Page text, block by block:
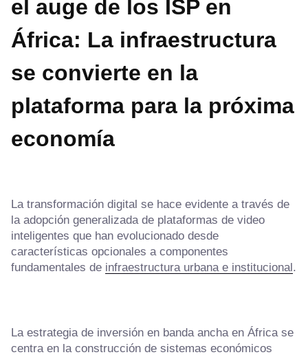
el auge de los ISP en
África: La infraestructura
se convierte en la
plataforma para la próxima
economía
La transformación digital se hace evidente a través de
la adopción generalizada de plataformas de video
inteligentes que han evolucionado desde
características opcionales a componentes
fundamentales de infraestructura urbana e institucional .
La estrategia de inversión en banda ancha en África se
centra en la construcción de sistemas económicos